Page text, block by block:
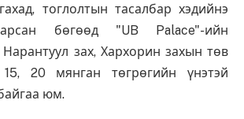
тоглолтын тасалбар хэдийнэ
бөгөөд "UB Palace"-ийн
зах, Хархорин захын төв
20 мянган төгрөгийн үнэтэй
юм.